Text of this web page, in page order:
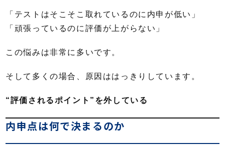
「テストはそこそこ取れているのに内申が低い」
「頑張っているのに評価が上がらない」
この悩みは非常に多いです。
そして多くの場合、原因ははっきりしています。
“評価されるポイント”を外している
内申点は何で決まるのか